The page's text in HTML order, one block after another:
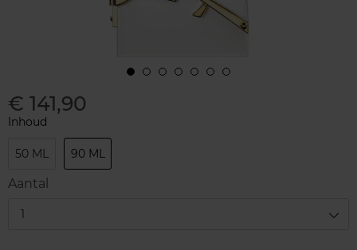
€ 141,90
Inhoud
50 ML 90 ML
Aantal
1